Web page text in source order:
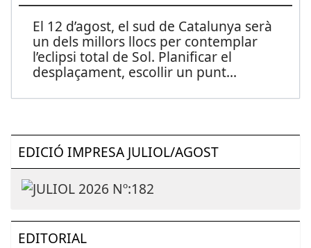
El 12 d’agost, el sud de Catalunya serà
un dels millors llocs per contemplar
l’eclipsi total de Sol. Planificar el
desplaçament, escollir un punt...
EDICIÓ IMPRESA JULIOL/AGOST
EDITORIAL